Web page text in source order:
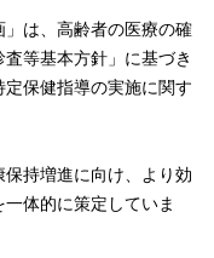
は、高齢者の医療の確
等基本方針」に基づき
保健指導の実施に関す
持増進に向け、より効
体的に策定していま